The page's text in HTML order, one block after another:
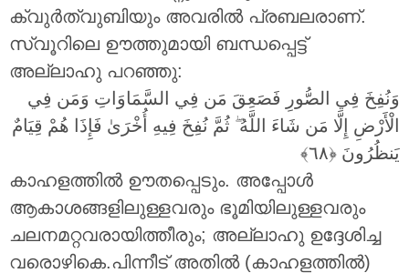
ക്വുർത്വുബിയും അവരിൽ പ്രബലരാണ്.
സ്വൂറിലെ ഊത്തുമായി ബന്ധപ്പെട്ട്
അല്ലാഹു പറഞ്ഞു:
وَنُفِخَ فِي الصُّورِ فَصَعِقَ مَن فِي السَّمَاوَاتِ وَمَن فِي
الْأَرْضِ إِلَّا مَن شَاءَ اللَّهُۖ ثُمَّ نُفِخَ فِيهِ أُخْرَىٰ فَإِذَا هُمْ قِيَامٌ
يَنظُرُونَ
കാഹളത്തിൽ ഊതപ്പെടും. അപ്പോൾ
ആകാശങ്ങളിലുള്ളവരും ഭൂമിയിലുള്ളവരും
ചലനമറ്റവരായിത്തീരും; അല്ലാഹു ഉദ്ദേശിച്ച
വരൊഴികെ.പിന്നീട് അതിൽ (കാഹളത്തിൽ)